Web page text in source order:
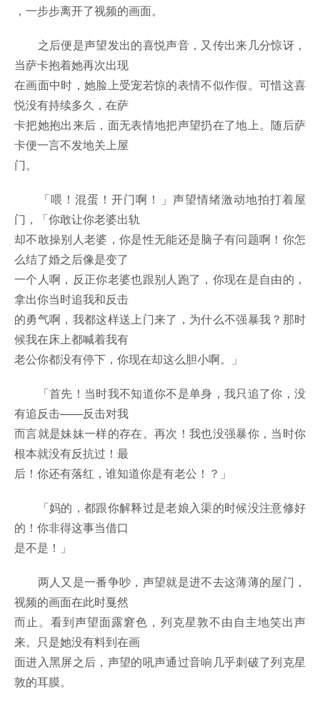
，一步步离开了视频的画面。
之后便是声望发出的喜悦声音，又传出来几分惊讶，
当萨卡抱着她再次出现
在画面中时，她脸上受宠若惊的表情不似作假。可惜这喜
悦没有持续多久，在萨
卡把她抱出来后，面无表情地把声望扔在了地上。随后萨
卡便一言不发地关上屋
门。
「喂！混蛋！开门啊！」声望情绪激动地拍打着屋
门，「你敢让你老婆出轨
却不敢操别人老婆，你是性无能还是脑子有问题啊！你怎
么结了婚之后像是变了
一个人啊，反正你老婆也跟别人跑了，你现在是自由的，
拿出你当时追我和反击
的勇气啊，我都这样送上门来了，为什么不强暴我？那时
候我在床上都喊着我有
老公你都没有停下，你现在却这么胆小啊。」
「首先！当时我不知道你不是单身，我只追了你，没
有追反击——反击对我
而言就是妹妹一样的存在。再次！我也没强暴你，当时你
根本就没有反抗过！最
后！你还有落红，谁知道你是有老公！？」
「妈的，都跟你解释过是老娘入渠的时候没注意修好
的！你非得这事当借口
是不是！」
两人又是一番争吵，声望就是进不去这薄薄的屋门，
视频的画面在此时戛然
而止。看到声望面露窘色，列克星敦不由自主地笑出声
来。只是她没有料到在画
面进入黑屏之后，声望的吼声通过音响几乎刺破了列克星
敦的耳膜。